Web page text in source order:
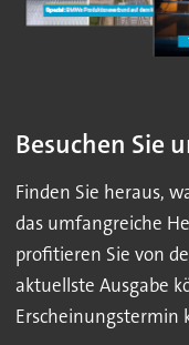
Besuchen Sie
Finden Sie heraus,
das umfangreiche
profitieren Sie von
aktuellste Ausgabe
Erscheinungstermin